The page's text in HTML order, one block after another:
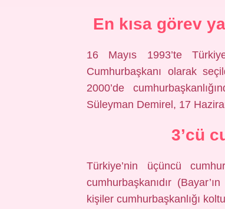
En kısa görev
16 Mayıs 1993’te
Cumhurbaşkanı olarak
2000’de
Süleyman Demirel, 17
3’cü
Türkiye’nin üçüncü
cumhurbaşkanıdır
kişiler cumhurbaşkanlığı